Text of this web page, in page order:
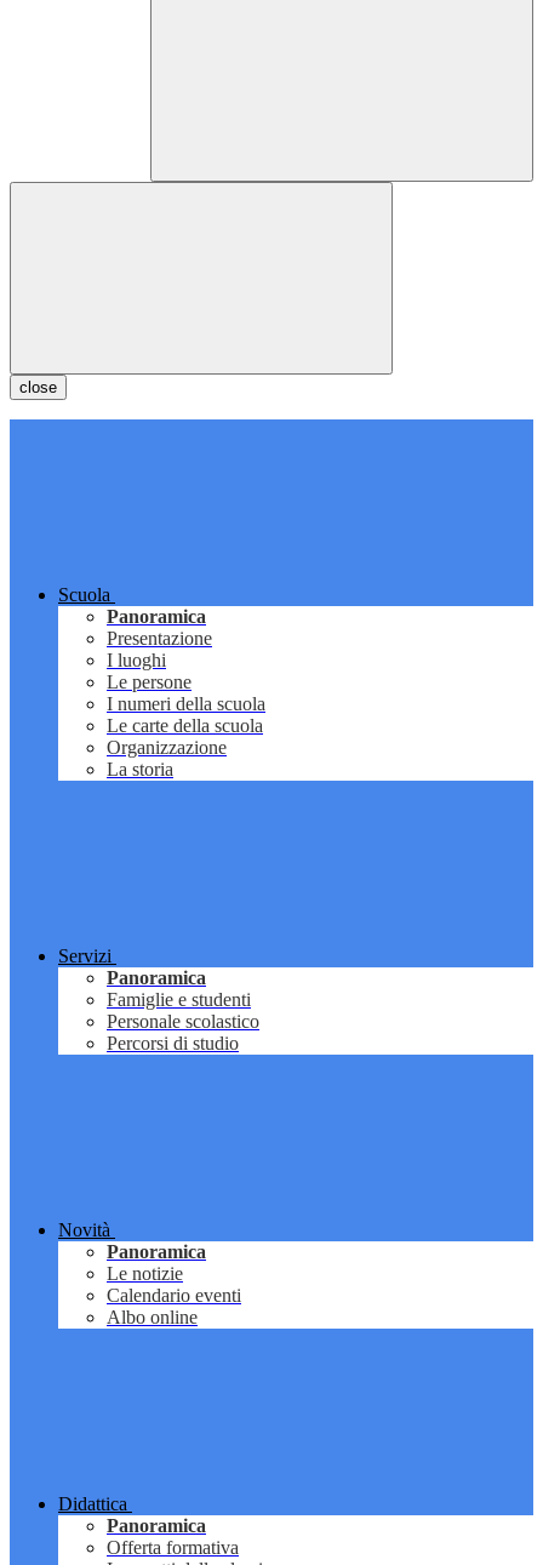
close
Scuola
Panoramica
Presentazione
I luoghi
Le persone
I numeri della scuola
Le carte della scuola
Organizzazione
La storia
Servizi
Panoramica
Famiglie e studenti
Personale scolastico
Percorsi di studio
Novità
Panoramica
Le notizie
Calendario eventi
Albo online
Didattica
Panoramica
Offerta formativa